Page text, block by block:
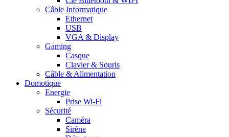
Câble Informatique
Ethernet
USB
VGA & Display
Gaming
Casque
Clavier & Souris
Câble & Alimentation
Domotique
Energie
Prise Wi-Fi
Sécurité
Caméra
Sirène